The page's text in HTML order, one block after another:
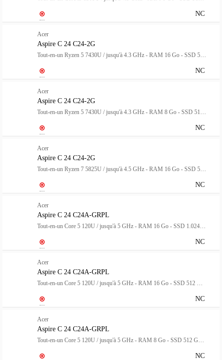
NC
Acer
Aspire C 24 C24-2G
NC
Acer
Aspire C 24 C24-2G
NC
Acer
Aspire C 24 C24-2G
NC
Acer
Aspire C 24 C24A-GRPL
NC
Acer
Aspire C 24 C24A-GRPL
NC
Acer
Aspire C 24 C24A-GRPL
NC